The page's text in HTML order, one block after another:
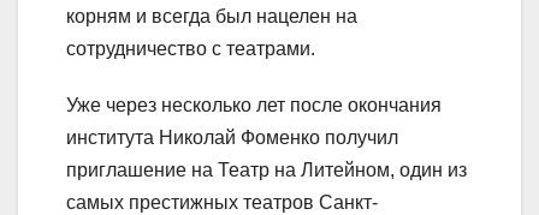
корням и всегда был нацелен на
сотрудничество с театрами.
Уже через несколько лет после окончания
института Николай Фоменко получил
приглашение на Театр на Литейном, один из
самых престижных театров Санкт-